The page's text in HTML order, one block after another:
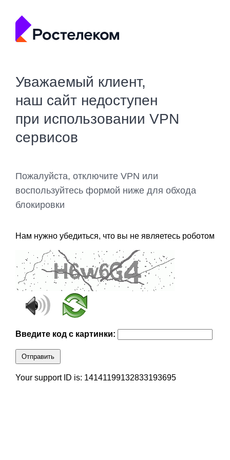
Уважаемый клиент,
наш сайт недоступен
при использовании VPN
сервисов
Пожалуйста, отключите VPN или
воспользуйтесь формой ниже для обхода
блокировки
Нам нужно убедиться, что вы не являетесь роботом
Введите код с картинки:
Отправить
Your support ID is: 14141199132833193695